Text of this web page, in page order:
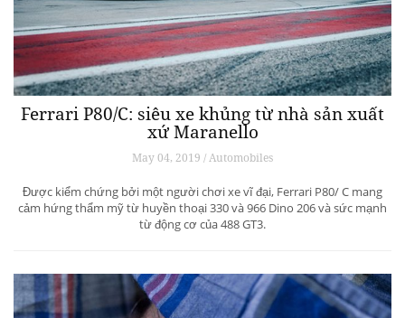
Ferrari P80/C: siêu xe khủng từ ​​nhà sản xuất
xứ Maranello
May 04, 2019 / Automobiles
Được kiểm chứng bởi một người chơi xe vĩ đại, Ferrari P80/ C mang
cảm hứng thẩm mỹ từ huyền thoại 330 và 966 Dino 206 và sức mạnh
từ động cơ của 488 GT3.